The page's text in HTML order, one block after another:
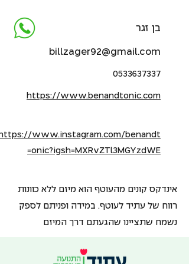
בן זגר
billzager92@gmail.com
0533637337
https://www.benandtonic.com
www.instagram.com/benandt
onic?igsh=MXRvZTl3MGYzdWE=
אינדקס קונים מהעוטף הוא מיזם ללא כוונות
רווח של עתיד לעוטף. במידה ופניתם לספק
נשמח שתציינו שהגעתם דרך המיזם